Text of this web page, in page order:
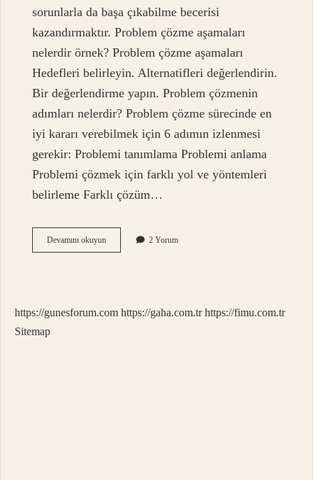
sorunlarla da başa çıkabilme becerisi
kazandırmaktır. Problem çözme aşamaları
nelerdir örnek? Problem çözme aşamaları
Hedefleri belirleyin. Alternatifleri değerlendirin.
Bir değerlendirme yapın. Problem çözmenin
adımları nelerdir? Problem çözme sürecinde en
iyi kararı verebilmek için 6 adımın izlenmesi
gerekir: Problemi tanımlama Problemi anlama
Problemi çözmek için farklı yol ve yöntemleri
belirleme Farklı çözüm…
Devamını okuyunEğitimde
Problem
2 Yorum
https://gunesforum.com https://gaha.com.tr https://fimu.com.tr
Sitemap